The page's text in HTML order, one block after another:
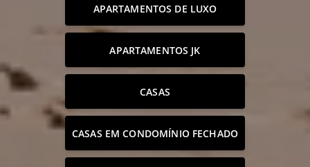
APARTAMENTOS DE LUXO
APARTAMENTOS JK
CASAS
CASAS EM CONDOMÍNIO FECHADO